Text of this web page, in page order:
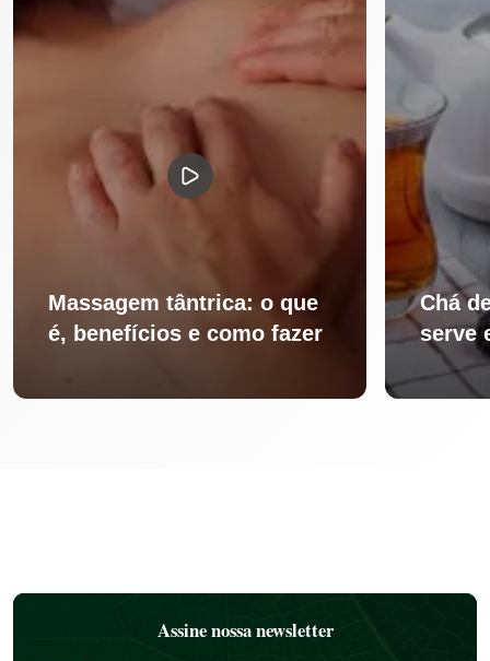
Massagem tântrica: o que
é, benefícios e como fazer
Chá
serve
Assine nossa newsletter